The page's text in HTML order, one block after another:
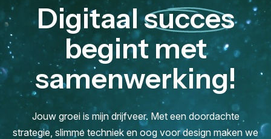
Digitaalsucces
begint met
samenwerking!
Jouw groei is mijn drijfveer. Met een doordachte
strategie, slimme techniek en oog voor design maken we